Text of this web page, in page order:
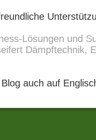
Lösungen und
Dämpftechnik,
auch auf